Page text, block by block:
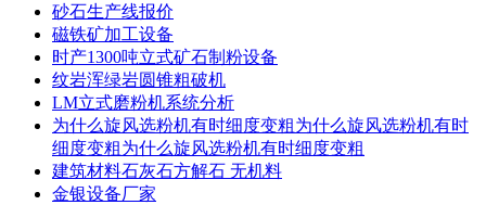
砂石生产线报价
磁铁矿加工设备
时产1300吨立式矿石制粉设备
纹岩浑绿岩圆锥粗破机
LM立式磨粉机系统分析
为什么旋风选粉机有时细度变粗为什么旋风选粉机有时
细度变粗为什么旋风选粉机有时细度变粗
建筑材料石灰石方解石 无机料
金银设备厂家